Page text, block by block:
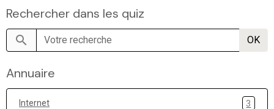
Rechercher dans les quiz
OK
Annuaire
Internet 3